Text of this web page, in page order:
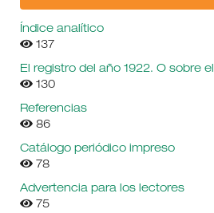
Índice analítico
137
El registro del año 1922. O sobre
130
Referencias
86
Catálogo periódico impreso
78
Advertencia para los lectores
75